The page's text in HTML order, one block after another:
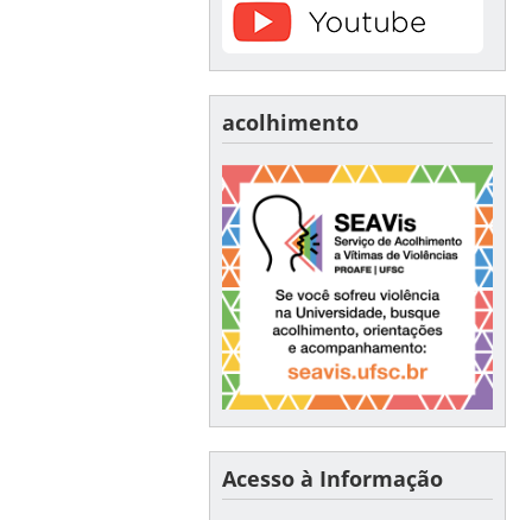
acolhimento
Acesso à Informação